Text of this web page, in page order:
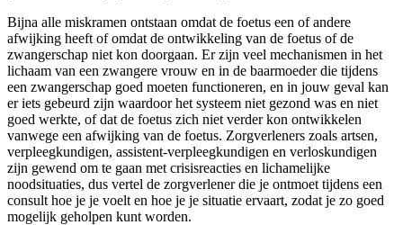
Bijna alle miskramen ontstaan omdat de foetus een of andere
afwijking heeft of omdat de ontwikkeling van de foetus of de
zwangerschap niet kon doorgaan. Er zijn veel mechanismen in het
lichaam van een zwangere vrouw en in de baarmoeder die tijdens
een zwangerschap goed moeten functioneren, en in jouw geval kan
er iets gebeurd zijn waardoor het systeem niet gezond was en niet
goed werkte, of dat de foetus zich niet verder kon ontwikkelen
vanwege een afwijking van de foetus. Zorgverleners zoals artsen,
verpleegkundigen, assistent-verpleegkundigen en verloskundigen
zijn gewend om te gaan met crisisreacties en lichamelijke
noodsituaties, dus vertel de zorgverlener die je ontmoet tijdens een
consult hoe je je voelt en hoe je je situatie ervaart, zodat je zo goed
mogelijk geholpen kunt worden.